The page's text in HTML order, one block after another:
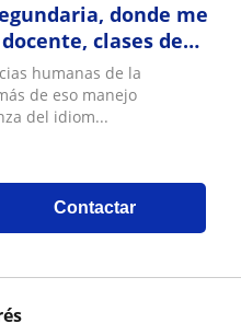
donde me
clases de
Filosofía, Gra
humanas de la
de eso manejo
del idiom...
Contactar